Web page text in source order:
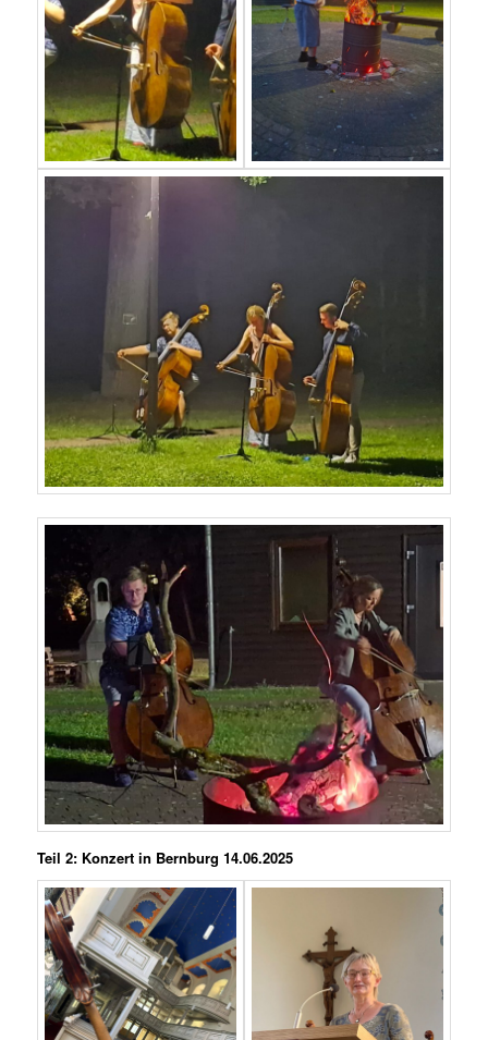
Teil 2: Konzert in Bernburg 14.06.2025